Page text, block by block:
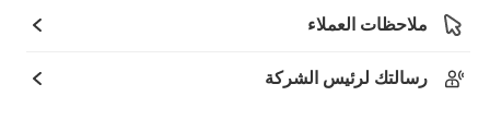
ملاحظات العملاء
رسالتك لرئيس الشركة